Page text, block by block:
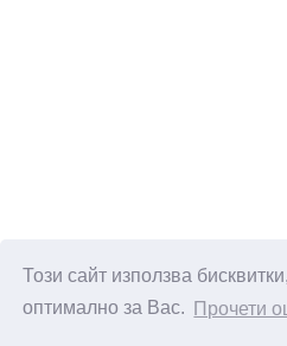
Този сайт използва
оптимално за Вас.
Прочети